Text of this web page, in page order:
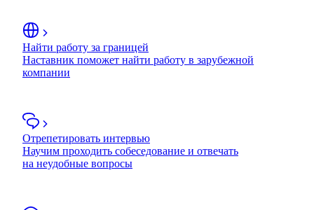
Найти работу за границей
Наставник поможет найти работу в зарубежной
компании
Отрепетировать интервью
Научим проходить собеседование и отвечать
на неудобные вопросы